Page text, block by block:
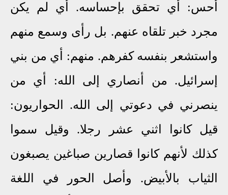
أحس: أي تحقق بإحساسه. أي لم يكن
مجرد خبر تلقاه عنهم. بل رأى وسمع منهم
واستشعر بنفسه كفرهم. منهم: أي من بني
إسرائيل. من أنصاري إلى الله: أي من
ينصرني في دعوتي إلى الله. الحواريون:
قيل كانوا اثني عشر رجلا. وقيل سموا
كذلك لأنهم كانوا قصارين صباغين يصبغون
الثياب بالأبيض. وأصل الحور في اللغة